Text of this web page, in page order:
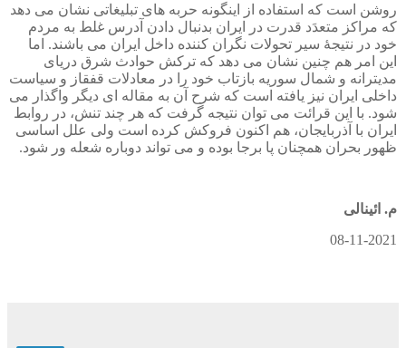
روشن است که استفاده از اینگونه حربه های تبلیغاتی نشان می دهد
که مراکز متعدَد قدرت در ایران بدنبال دادن آدرس غلط به مردم
خود در نتیجۀ سیر تحولات نگران کننده داخل ایران می باشند. اما
این امر هم چنین نشان می دهد که ترکش حوادث شرق دریای
مدیترانه و شمال سوریه بازتاب خود را در معادلات قفقاز و سیاست
داخلی ایران نیز یافته است که شرح آن به مقاله ای دیگر واگذار می
شود. با این قرائت می توان نتیجه گرفت که هر چند تنش، در روابط
ایران با آذربایجان، هم اکنون فروکش کرده است ولی علل اساسی
ظهور بحران همچنان پا برجا بوده و می تواند دوباره شعله ور شود.
م. ائینالی
08-11-2021